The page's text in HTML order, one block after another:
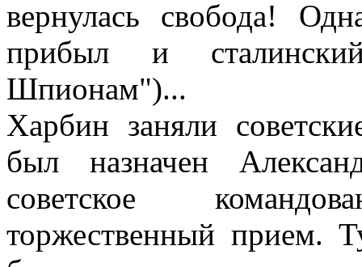
вернулась свобода!
прибыл и
Шпионам")...
Харбин заняли
был назначен
советское
торжественный прием.